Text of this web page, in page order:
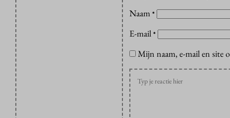
Naam *
E-mail *
Mijn naam, e-mail en site